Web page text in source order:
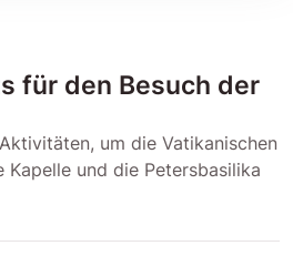
für den Besuch der
um die Vatikanischen
Kapelle und die Petersbasilika